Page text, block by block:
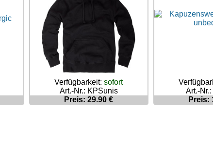
Verfügbarkeit:sofort
Art.-Nr.: KPSunis
Preis: 29.90 €
Art.-
Preis: